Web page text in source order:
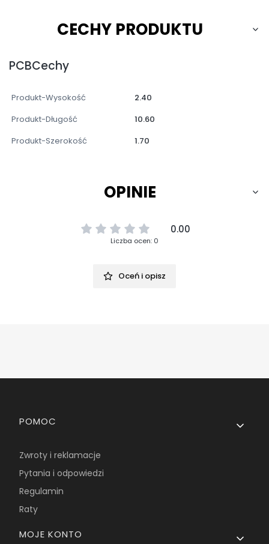
CECHY PRODUKTU
PCBCechy
Produkt-Wysokość
2.40
Produkt-Długość
10.60
Produkt-Szerokość
1.70
OPINIE
0.00
Liczba ocen: 0
Oceń i opisz
Linki w stopce
POMOC
Zwroty i reklamacje
Pytania i odpowiedzi
Regulamin
Raty
MOJE KONTO